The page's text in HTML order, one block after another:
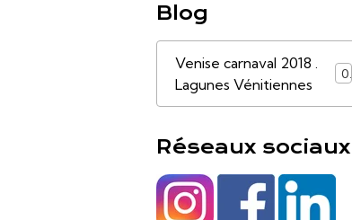
Blog
Venise carnaval 2018 .
Lagunes Vénitiennes
0
Réseaux sociaux